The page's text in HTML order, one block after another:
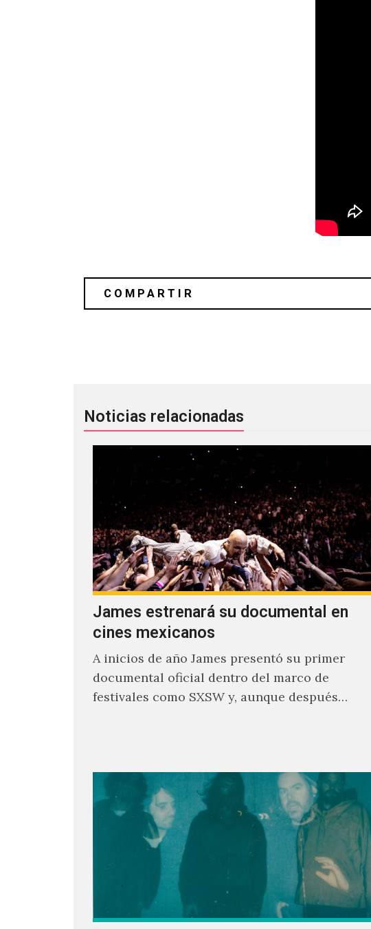
Noticias relacionadas
James estrenará su documental en
cines mexicanos
A inicios de año James presentó su primer
documental oficial dentro del marco de
festivales como SXSW y, aunque después